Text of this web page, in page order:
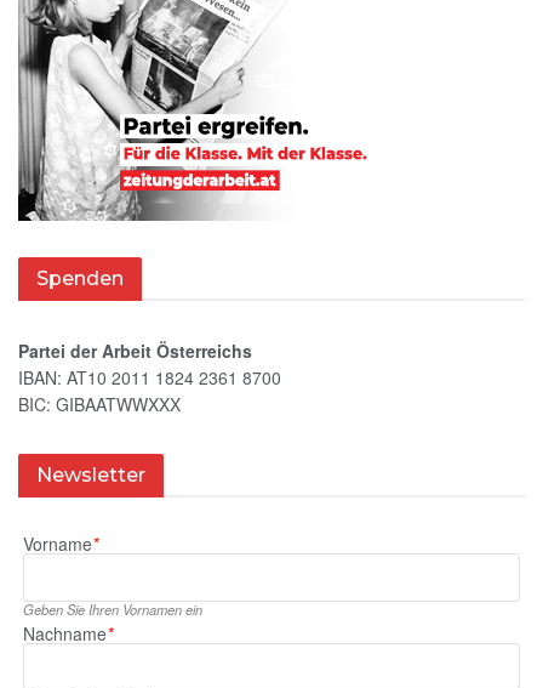
Spenden
Partei der Arbeit Österreichs
IBAN: AT10 2011 1824 2361 8700
BIC: GIBAATWWXXX
Newsletter
Vorname*
Geben Sie Ihren Vornamen ein
Nachname*